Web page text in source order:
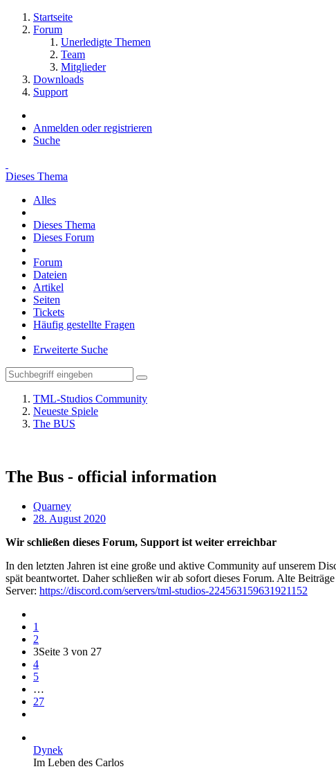
Startseite
Forum
Unerledigte Themen
Team
Mitglieder
Downloads
Support
Anmelden oder registrieren
Suche
Dieses Thema
Alles
Dieses Thema
Dieses Forum
Forum
Dateien
Artikel
Seiten
Tickets
Häufig gestellte Fragen
Erweiterte Suche
TML-Studios Community
Neueste Spiele
The BUS
The Bus - official information
Quarney
28. August 2020
Wir schließen dieses Forum, Support ist weiter erreichbar
In den letzten Jahren ist eine große und aktive Community auf unserem
spät beantwortet. Daher schließen wir ab sofort dieses Forum. Alte
Server: https://discord.com/servers/tml-studios-224563159631921152
1
2
3Seite 3 von 27
4
5
…
27
Dynek
Im Leben des Carlos